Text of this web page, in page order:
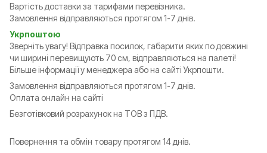
Вартість доставки за тарифами перевізника.
Замовлення відправляються протягом 1-7 днів.
Укрпоштою
Зверніть увагу! Відправка посилок, габарити яких по довжині
чи ширині перевищують 70 см, відправляються на палеті!
Більше інформації у менеджера або на сайті Укрпошти.
Замовлення відправляються протягом 1-7 днів.
Оплата онлайн на сайті
Безготівковий розрахунок на ТОВ з ПДВ.
Повернення та обмін товару протягом 14 днів.